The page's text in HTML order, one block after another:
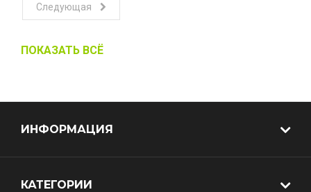
Следующая
ПОКАЗАТЬ ВСЁ
ИНФОРМАЦИЯ
КАТЕГОРИИ